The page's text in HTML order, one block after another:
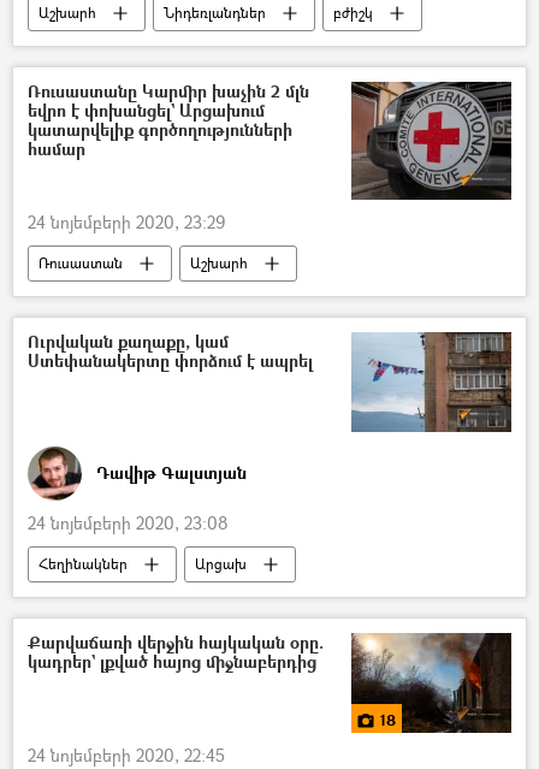
Աշխարհ Նիդեռլանդներ
բժիշկ
օգնություն
Հումանիտար օգնություն
Ռուսաստանը Կարմիր խաչին 2 մլն
եվրո է փոխանցել` Արցախում
կատարվելիք գործողությունների
համար
24 նոյեմբերի 2020, 23:29
Ռուսաստան
Աշխարհ
Կարմիր խաչ
Լեռնային Ղարաբաղ
Ուրվական քաղաքը, կամ
Ստեփանակերտը փորձում է ապրել
Դավիթ Գալստյան
24 նոյեմբերի 2020, 23:08
Հեղինակներ
Արցախ
Ստեփանակերտ
Արցախյան պատերազմ
Լեռնային Ղարաբաղ
Ղարաբաղյան հակամարտություն
Քարվաճառի վերջին հայկական օրը.
կադրեր` լքված հայոց միջնաբերդից
18
24 նոյեմբերի 2020, 22:45